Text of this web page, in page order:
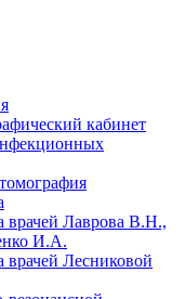
кабинет
врачей Лаврова В.Н.,
И.А.
врачей Лесниковой